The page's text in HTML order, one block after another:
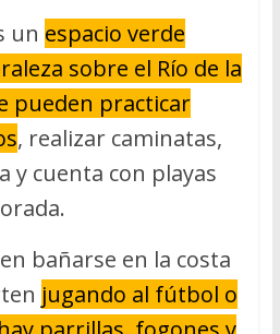
un espacio verde
sobre el Río de la
pueden practicar
, realizar caminatas,
y cuenta con playas
bañarse en la costa
jugando al fútbol o